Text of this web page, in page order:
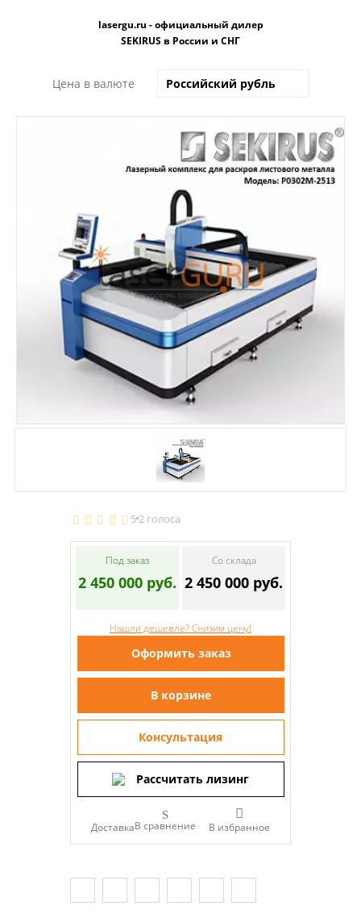
Цена в валюте
lasergu.ru - официальный дилер
SEKIRUS в России и СНГ
52 голоса
Под заказ
2 450 000 руб.
Со склада
2 450 000 руб.
Нашли дешевле? Снизим цену!
Оформить заказ
В корзине
Консультация
Рассчитать лизинг
ДоставкаВ сравнение